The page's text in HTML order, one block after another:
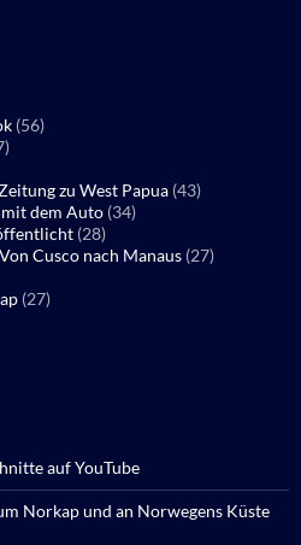
(56)
zu West Papua (43)
mit dem Auto (34)
(28)
Cusco nach Manaus (27)
(27)
auf YouTube
Norkap und an Norwegens Küste